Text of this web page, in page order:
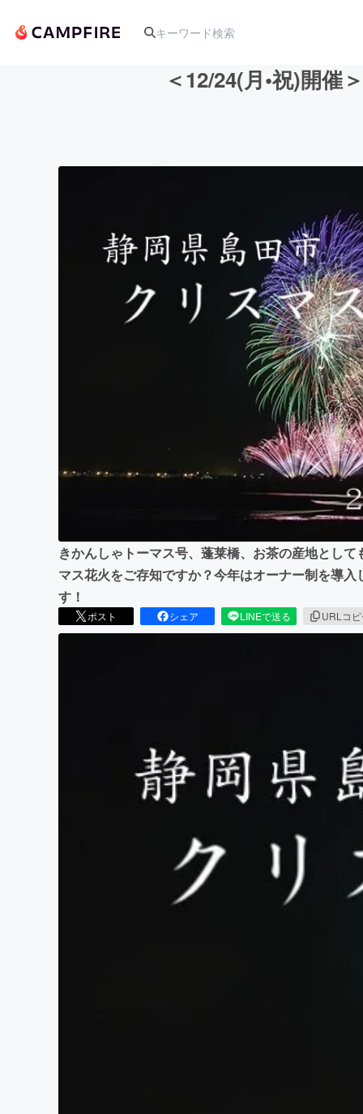
テクノロジー・ガジェット
映像・映画
まちづくり・地域活性化
＜12/24(月•祝)開
きかんしゃトーマス号、蓬莱橋、お茶の産地とし
マス花火をご存知ですか？今年はオーナー制を導
す！
ポスト シェア LINEで送る URLコ